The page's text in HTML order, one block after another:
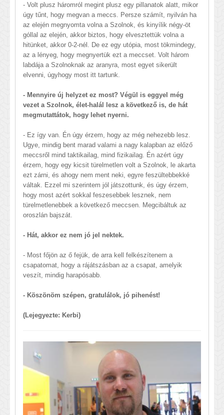
- Volt plusz háromról megint plusz egy pillanatok alatt, mikor
úgy tűnt, hogy megvan a meccs. Persze számít, nyilván ha
az elején megnyomta volna a Szolnok, és kinyílik négy-öt
góllal az elején, akkor biztos, hogy elvesztettük volna a
hitünket, akkor 0-2-nél. De ez egy utópia, most tökmindegy,
az a lényeg, hogy megnyertük ezt a meccset. Volt három
labdája a Szolnoknak az aranyra, most egyet sikerült
elvenni, úgyhogy most itt tartunk.
- Mennyire új helyzet ez most? Végül is eggyel még
vezet a Szolnok, élet-halál lesz a következő is, de hát
megmutattátok, hogy lehet nyerni.
- Ez így van. Én úgy érzem, hogy az még nehezebb lesz.
Ugye, mindig bent marad valami a nagy kalapban az előző
meccsről mind taktikailag, mind fizikailag. Én azért úgy
érzem, hogy egy kicsit türelmetlen volt a Szolnok, le akarta
ezt zárni, és ahogy nem ment neki, egyre feszültebbekké
váltak. Ezzel mi szerintem jól játszottunk, és úgy érzem,
hogy most azért sokkal feszesebbek lesznek, nem
türelmetlenebbek a következő meccsen. Megcibáltuk az
oroszlán bajszát.
- Hát, akkor ez nem jó jel nektek.
- Most főjön az ő fejük, de arra kell felkészítenem a
csapatomat, hogy a rájátszásban az a csapat, amelyik
veszít, mindig harapósabb.
- Köszönöm szépen, gratulálok, jó pihenést!
(Lejegyezte: Kerbi)